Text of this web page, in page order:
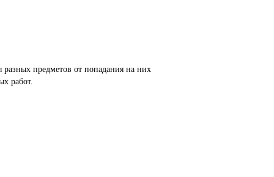
разных предметов от попадания на них
работ.